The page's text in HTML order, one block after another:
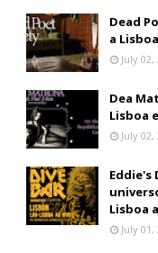
Dead
a
July 02,
Dea
Lisboa
July 02,
Eddie's
Lisboa
July 01,